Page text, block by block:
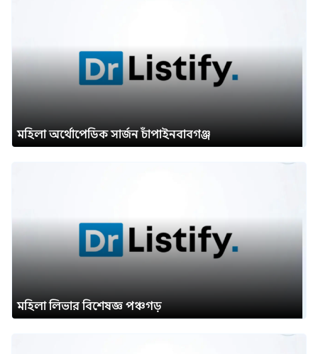
মহিলা অর্থোপেডিক সার্জন চাঁপাইনবাবগঞ্জ
মহিলা লিভার বিশেষজ্ঞ পঞ্চগড়